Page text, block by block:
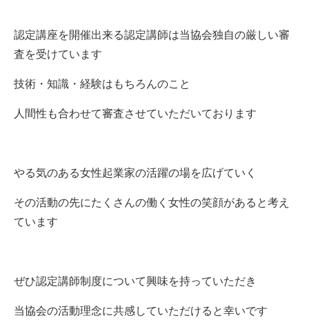
認定講座を開催出来る認定講師は当協会独自の厳しい審
査を受けています
技術・知識・経験はもちろんのこと
人間性も合わせて審査させていただいております
やる気のある女性起業家の活躍の場を広げていく
その活動の先にたくさんの働く女性の笑顔があると考え
ています
ぜひ認定講師制度について興味を持っていただき
当協会の活動理念に共感していただけると幸いです